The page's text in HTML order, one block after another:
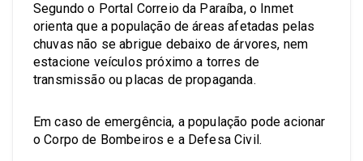
Segundo o Portal Correio da Paraíba, o Inmet
orienta que a população de áreas afetadas pelas
chuvas não se abrigue debaixo de árvores, nem
estacione veículos próximo a torres de
transmissão ou placas de propaganda.
Em caso de emergência, a população pode acionar
o Corpo de Bombeiros e a Defesa Civil.